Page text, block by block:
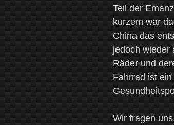
Teil der
kurzem war
China das
jedoch wieder
Räder und
Fahrrad ist
Wir fragen